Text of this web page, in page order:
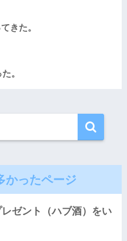
きた。
。
かったページ
ゼント（ハブ酒）をい